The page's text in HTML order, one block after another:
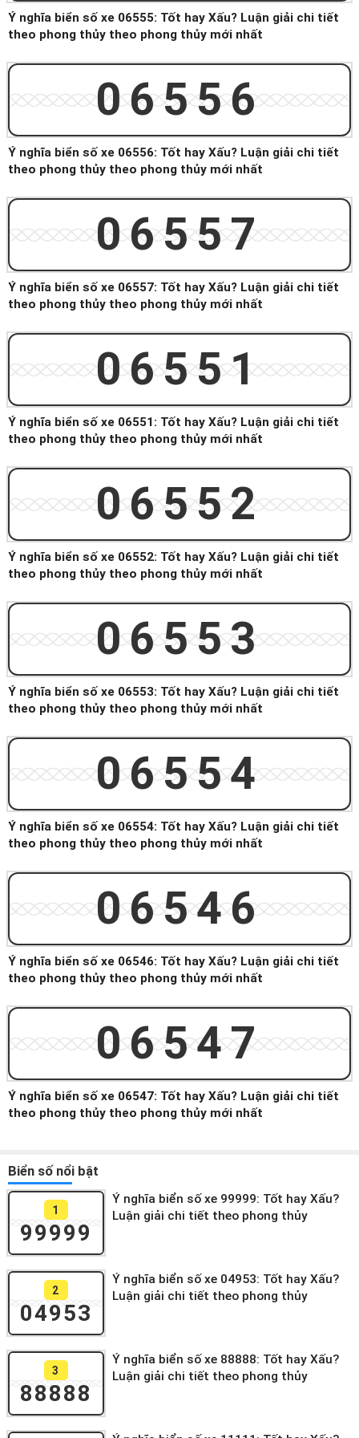
Ý nghĩa biển số xe 06555: Tốt hay Xấu? Luận giải chi tiết
theo phong thủy theo phong thủy mới nhất
06556
Ý nghĩa biển số xe 06556: Tốt hay Xấu? Luận giải chi tiết
theo phong thủy theo phong thủy mới nhất
06557
Ý nghĩa biển số xe 06557: Tốt hay Xấu? Luận giải chi tiết
theo phong thủy theo phong thủy mới nhất
06551
Ý nghĩa biển số xe 06551: Tốt hay Xấu? Luận giải chi tiết
theo phong thủy theo phong thủy mới nhất
06552
Ý nghĩa biển số xe 06552: Tốt hay Xấu? Luận giải chi tiết
theo phong thủy theo phong thủy mới nhất
06553
Ý nghĩa biển số xe 06553: Tốt hay Xấu? Luận giải chi tiết
theo phong thủy theo phong thủy mới nhất
06554
Ý nghĩa biển số xe 06554: Tốt hay Xấu? Luận giải chi tiết
theo phong thủy theo phong thủy mới nhất
06546
Ý nghĩa biển số xe 06546: Tốt hay Xấu? Luận giải chi tiết
theo phong thủy theo phong thủy mới nhất
06547
Ý nghĩa biển số xe 06547: Tốt hay Xấu? Luận giải chi tiết
theo phong thủy theo phong thủy mới nhất
Biển số nổi bật
1
99999
Ý nghĩa biển số xe 99999: Tốt hay Xấu?
Luận giải chi tiết theo phong thủy
2
04953
Ý nghĩa biển số xe 04953: Tốt hay Xấu?
Luận giải chi tiết theo phong thủy
3
88888
Ý nghĩa biển số xe 88888: Tốt hay Xấu?
Luận giải chi tiết theo phong thủy